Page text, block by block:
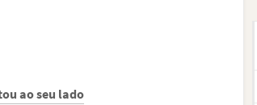
ao seu lado